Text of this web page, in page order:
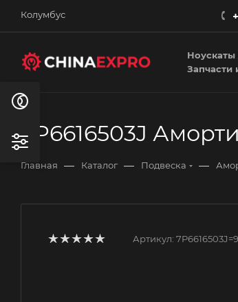
Колумбус
Запчасти
7P6616503J
Главная — Каталог — Подвеска —
Артикул: